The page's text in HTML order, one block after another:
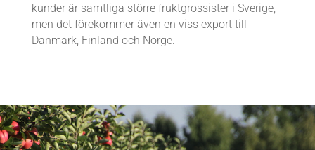
kunder är samtliga större fruktgrossister i Sverige,
men det förekommer även en viss export till
Danmark, Finland och Norge.